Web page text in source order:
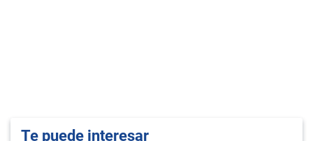
Te puede interesar